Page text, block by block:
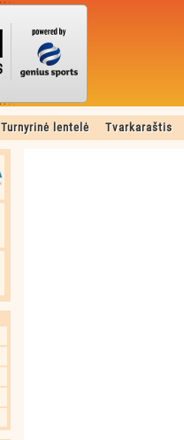
Turnyrinė lentelė Tvarkaraštis